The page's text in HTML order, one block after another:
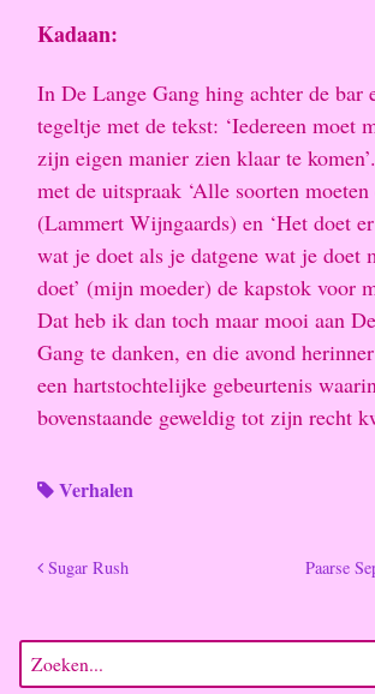
Kadaan:
In De Lange Gang hing achter de bar
tegeltje met de tekst: ‘Iedereen moet
zijn eigen manier zien klaar te
met de uitspraak ‘Alle soorten moeten
(Lammert Wijngaards) en ‘Het doet
wat je doet als je datgene wat je doet
doet’ (mijn moeder) de kapstok voor
Dat heb ik dan toch maar mooi aan
Gang te danken, en die avond
een hartstochtelijke gebeurtenis
bovenstaande geweldig tot zijn recht
Verhalen
Sugar Rush Paarse